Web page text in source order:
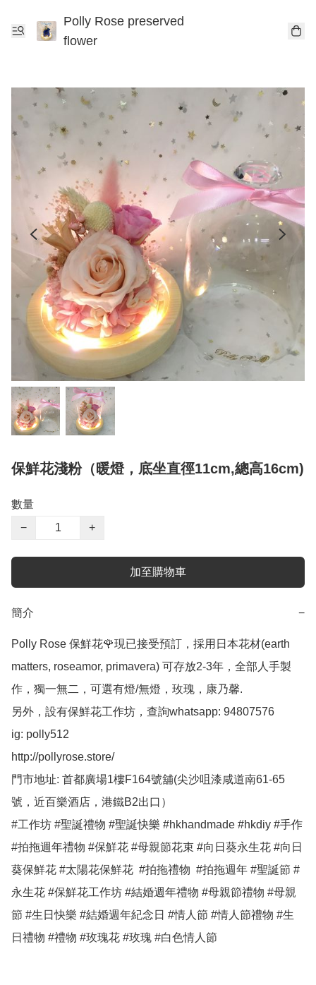
Polly Rose preserved
flower
保鮮花淺粉（暖燈，底坐直徑11cm,總高16cm)
數量
−
+
加至購物車
簡介 −
Polly Rose 保鮮花🌹現已接受預訂，採用日本花材(earth
matters, roseamor, primavera) 可存放2-3年，全部人手製
作，獨一無二，可選有燈/無燈，玫瑰，康乃馨.
另外，設有保鮮花工作坊，查詢whatsapp: 94807576
ig: polly512
http://pollyrose.store/
門市地址: 首都廣場1樓F164號舖(尖沙咀漆咸道南61-65
號，近百樂酒店，港鐵B2出口）
#工作坊 #聖誕禮物 #聖誕快樂 #hkhandmade #hkdiy #手作
#拍拖週年禮物 #保鮮花 #母親節花束 #向日葵永生花 #向日
葵保鮮花 #太陽花保鮮花  #拍拖禮物  #拍拖週年 #聖誕節 #
永生花 #保鮮花工作坊 #結婚週年禮物 #母親節禮物 #母親
節 #生日快樂 #結婚週年紀念日 #情人節 #情人節禮物 #生
日禮物 #禮物 #玫瑰花 #玫瑰 #白色情人節